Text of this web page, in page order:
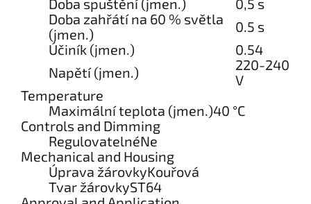
Doba spuštění (jmen.)
0,5 s
Doba zahřátí na 60 % světla
(jmen.)
0.5 s
Účiník (jmen.)
0.54
Napětí (jmen.)
220-240
V
Temperature
Maximální teplota (jmen.)40 °C
Controls and Dimming
RegulovatelnéNe
Mechanical and Housing
Úprava žárovkyKouřová
Tvar žárovkyST64